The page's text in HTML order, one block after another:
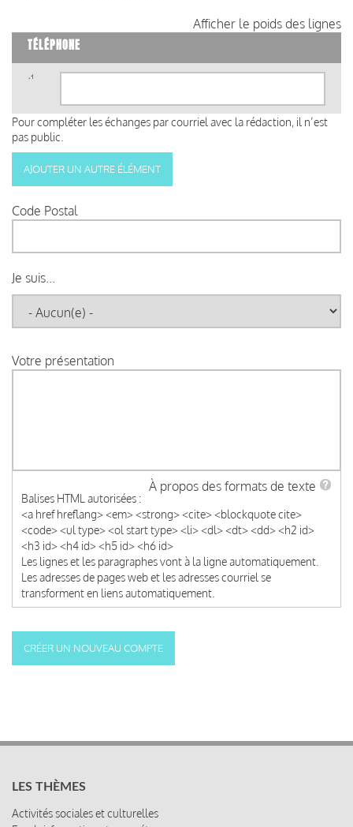
Afficher le poids des lignes
TÉLÉPHONE
1)
Pour compléter les échanges par courriel avec la rédaction, il n’est
pas public.
Code Postal
Je suis...
Votre présentation
À propos des formats de texte
Balises HTML autorisées :
<a href hreflang> <em> <strong> <cite> <blockquote cite>
<code> <ul type> <ol start type> <li> <dl> <dt> <dd> <h2 id>
<h3 id> <h4 id> <h5 id> <h6 id>
Les lignes et les paragraphes vont à la ligne automatiquement.
Les adresses de pages web et les adresses courriel se
transforment en liens automatiquement.
LES THÈMES
Activités sociales et culturelles